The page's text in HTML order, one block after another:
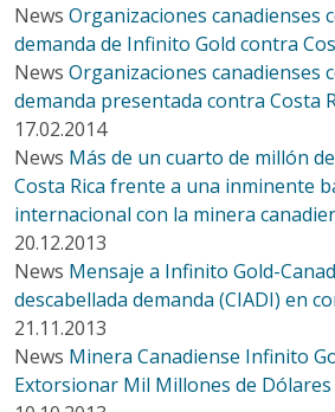
News Organizaciones canadienses
demanda de Infinito Gold contra
News Organizaciones canadienses
demanda presentada contra Costa
17.02.2014
News Más de un cuarto de millón
Costa Rica frente a una inminente
internacional con la minera
20.12.2013
News Mensaje a Infinito Gold-
descabellada demanda (CIADI) en
21.11.2013
News Minera Canadiense Infinito
Extorsionar Mil Millones de Dólares